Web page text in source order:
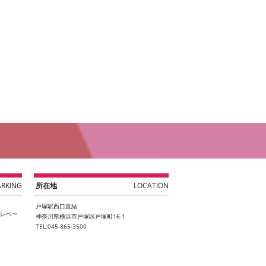
ベー
所在地 LOCATION
戸塚駅西口直結
神奈川県横浜市戸塚区戸塚町16-1
TEL:045-865-3500